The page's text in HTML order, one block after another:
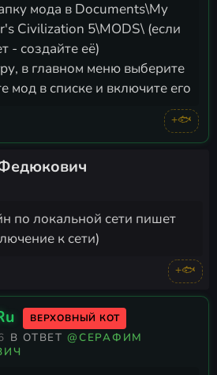
мода в Documents\My
Civilization 5\MODS\ (если
- создайте её)
в главном меню выберите
мод в списке и включите его
+🐟
по локальной сети пишет
к сети)
+🐟
ВЕРХОВНЫЙ КОТ
В ОТВЕТ@СЕРАФИМ